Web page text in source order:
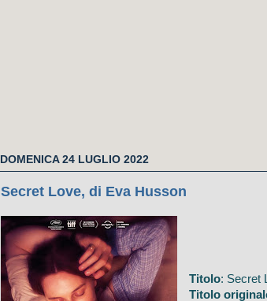
DOMENICA 24 LUGLIO 2022
Secret Love, di Eva Husson
Titolo: Secret
Titolo